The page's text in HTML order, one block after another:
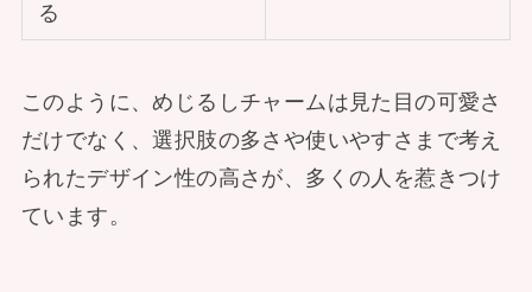
る
このように、めじるしチャームは見た目の可愛さ
だけでなく、選択肢の多さや使いやすさまで考え
られたデザイン性の高さが、多くの人を惹きつけ
ています。